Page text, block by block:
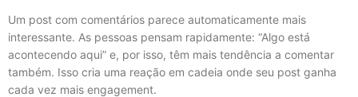
Um post com comentários parece automaticamente mais
interessante. As pessoas pensam rapidamente: “Algo está
acontecendo aqui” e, por isso, têm mais tendência a comentar
também. Isso cria uma reação em cadeia onde seu post ganha
cada vez mais engagement.